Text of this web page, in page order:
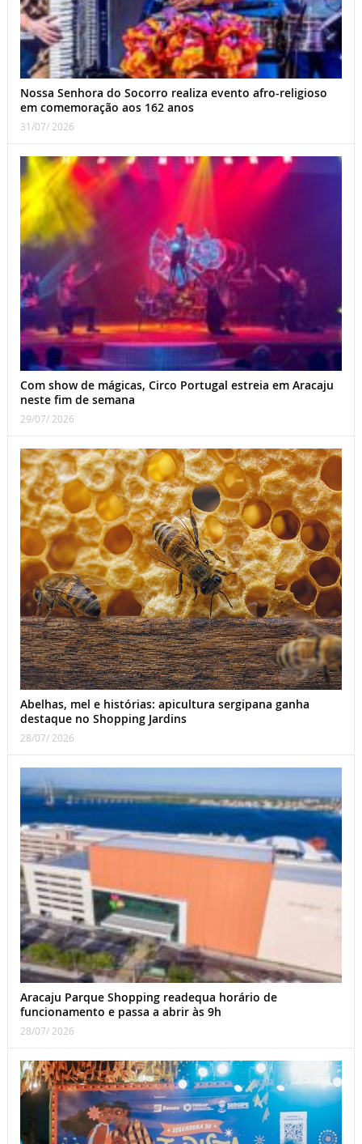
Nossa Senhora do Socorro realiza evento afro-religioso
em comemoração aos 162 anos
31/07/ 2026
Com show de mágicas, Circo Portugal estreia em Aracaju
neste fim de semana
29/07/ 2026
Abelhas, mel e histórias: apicultura sergipana ganha
destaque no Shopping Jardins
28/07/ 2026
Aracaju Parque Shopping readequa horário de
funcionamento e passa a abrir às 9h
28/07/ 2026